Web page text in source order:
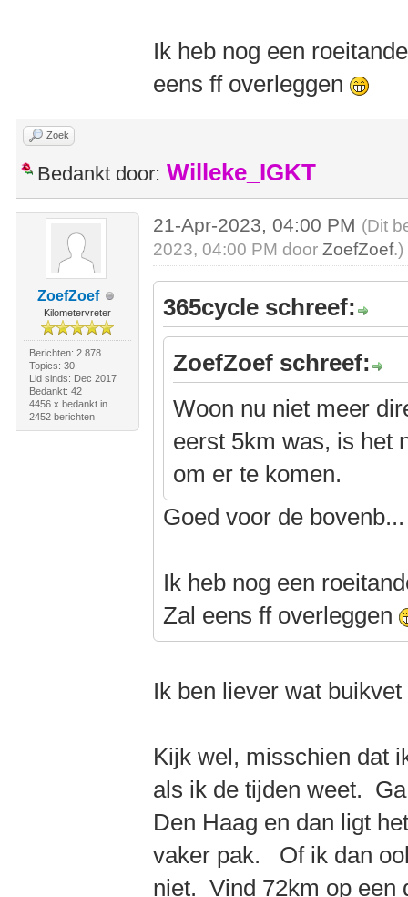
Ik heb nog een
eens ff overleggen
Zoek
Bedankt door: Willeke_IGKT
ZoefZoef
Kilometervreter
Berichten: 2.878
Topics: 30
Lid sinds: Dec 2017
Bedankt: 42
4456 x bedankt in
2452 berichten
21-Apr-2023, 04:00 PM (Dit
2023, 04:00 PM doorZoefZoef.)
365cycle schreef:
ZoefZoef schreef:
Woon nu niet meer
eerst 5km was, is het
om er te komen.
Goed voor de
Ik heb nog een
Zal eens ff overleggen
Ik ben liever wat
Kijk wel, misschien dat
als ik de tijden weet.
Den Haag en dan ligt
vaker pak. Of ik dan
niet. Vind 72km op een